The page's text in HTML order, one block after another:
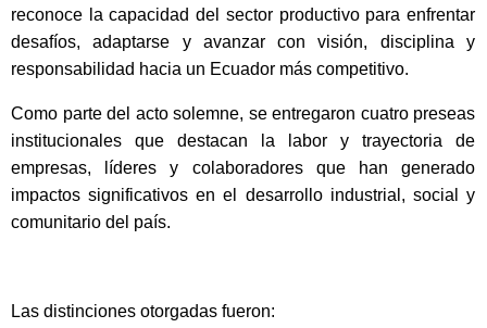
reconoce la capacidad del sector productivo para enfrentar
desafíos, adaptarse y avanzar con visión, disciplina y
responsabilidad hacia un Ecuador más competitivo.
Como parte del acto solemne, se entregaron cuatro preseas
institucionales que destacan la labor y trayectoria de
empresas, líderes y colaboradores que han generado
impactos significativos en el desarrollo industrial, social y
comunitario del país.
Las distinciones otorgadas fueron: